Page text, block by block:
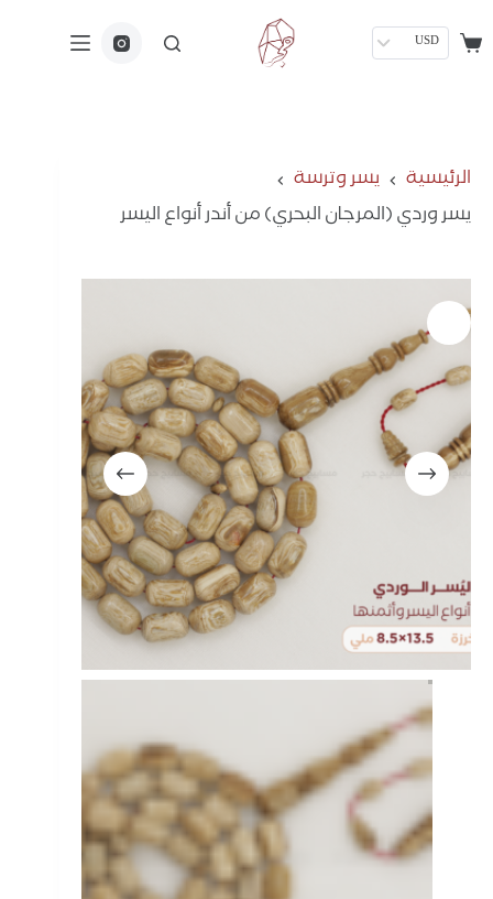
USD
الرئيسية
يسر وترسة
يسر وردي (المرجان البحري) من أندر أنواع اليسر